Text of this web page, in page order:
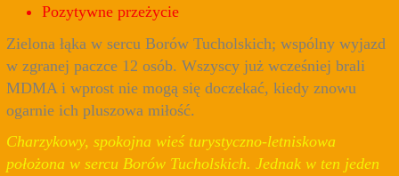
Pozytywne przeżycie
Zielona łąka w sercu Borów Tucholskich; wspólny wyjazd
w zgranej paczce 12 osób. Wszyscy już wcześniej brali
MDMA i wprost nie mogą się doczekać, kiedy znowu
ogarnie ich pluszowa miłość.
Charzykowy, spokojna wieś turystyczno-letniskowa
położona w sercu Borów Tucholskich. Jednak w ten jeden